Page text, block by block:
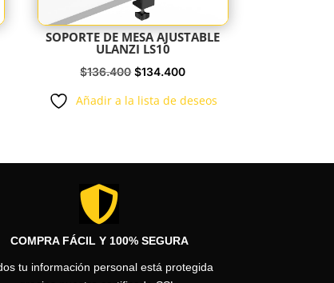
SOPORTE DE MESA AJUSTABLE
ULANZI LS10
$136.400 El
$134.400El
Añadir a la lista de deseos

COMPRA FÁCIL Y 100% SEGURA
tu información personal está protegida